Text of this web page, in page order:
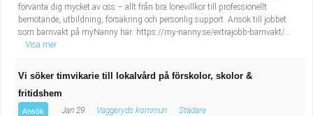
förvänta dig mycket av oss – allt från bra lönevillkor till professionellt
bemötande, utbildning, försäkring och personlig support. Ansök till jobbet
som barnvakt på myNanny här: https://my-nanny.se/extrajobb-barnvakt/...
Visa mer
Vi söker timvikarie till lokalvård på förskolor, skolor &
fritidshem
Ansök Jan 29 Vaggeryds kommun Städare